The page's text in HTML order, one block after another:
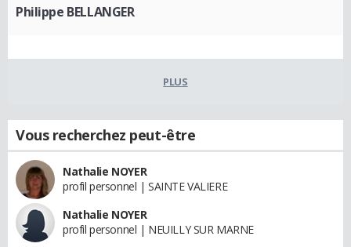
Philippe BELLANGER
PLUS
Vous recherchez peut-être
Nathalie NOYER
profil personnel | SAINTE VALIERE
Nathalie NOYER
profil personnel | NEUILLY SUR MARNE